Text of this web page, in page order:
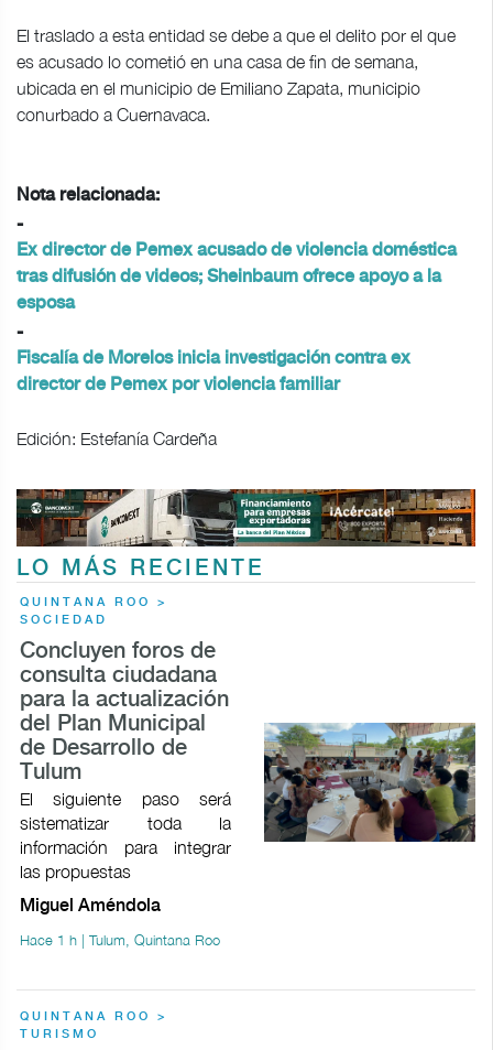
El traslado a esta entidad se debe a que el delito por el que
es acusado lo cometió en una casa de fin de semana,
ubicada en el municipio de Emiliano Zapata, municipio
conurbado a Cuernavaca.
Nota relacionada:
-
Ex director de Pemex acusado de violencia doméstica
tras difusión de videos; Sheinbaum ofrece apoyo a la
esposa
-
Fiscalía de Morelos inicia investigación contra ex
director de Pemex por violencia familiar
Edición: Estefanía Cardeña
LO MÁS RECIENTE
QUINTANA ROO >
SOCIEDAD
Concluyen foros de
consulta ciudadana
para la actualización
del Plan Municipal
de Desarrollo de
Tulum
El siguiente paso será
sistematizar toda la
información para integrar
las propuestas
Miguel Améndola
Hace 1 h | Tulum, Quintana Roo
QUINTANA ROO >
TURISMO